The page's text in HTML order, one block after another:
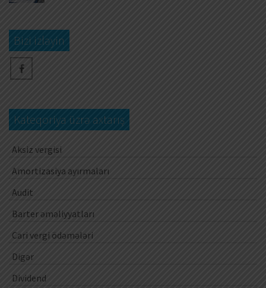
Bizi izləyin
Kateqoriya üzrə axtarış
Aksiz vergisi
Amortizasiya ayırmaları
Audit
Barter əməliyyatları
Cari vergi ödəmələri
Digər
Dividend